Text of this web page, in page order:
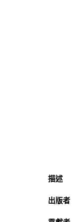
描述
出版者